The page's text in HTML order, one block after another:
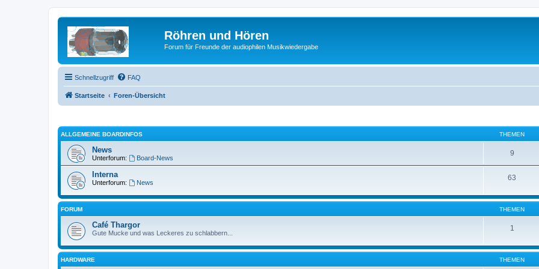
Röhren und Hören
Forum für Freunde der audiophilen Musikwiedergabe
Schnellzugriff FAQ
Startseite Foren-Übersicht
ALLGEMEINE BOARDINFOS THEMEN
News
Unterforum: Board-News
9
Interna
Unterforum: News
63
FORUM THEMEN
Café Thargor
Gute Mucke und was Leckeres zu schlabbern...
1
HARDWARE THEMEN